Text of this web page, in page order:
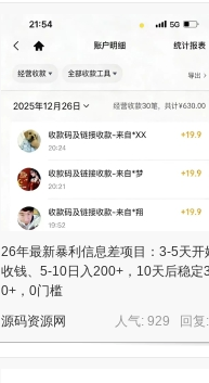
26年最新暴利信息差项目：3-5天开
收钱、5-10日入200+，10天后稳定
0+，0门槛
人气: 929 回
源码资源网